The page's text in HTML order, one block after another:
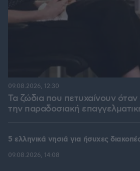
Τα ζώδια που πετυχαίνουν
την παραδοσιακή
09.08.2026, 12:30
5 ελληνικά νησιά για ήσυχες
09.08.2026, 14:08